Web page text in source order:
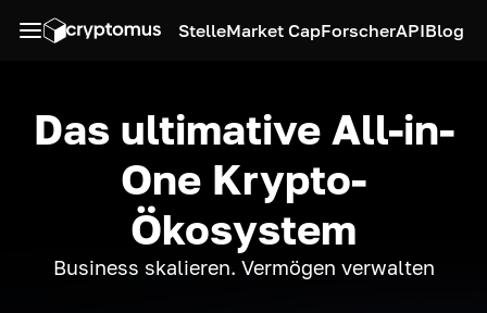
StelleMarket CapForscherAPIBlog
Das ultimative All-in-
One Krypto-
Ökosystem
Business skalieren. Vermögen verwalten